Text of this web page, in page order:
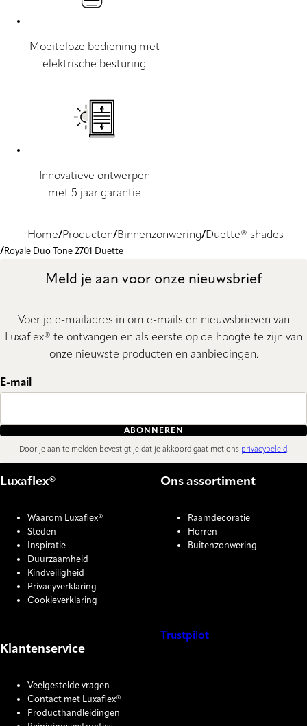
Moeiteloze bediening met
elektrische besturing
Innovatieve ontwerpen
met 5 jaar garantie
Home Producten Binnenzonwering Duette® shades
Royale Duo Tone 2701 Duette
Meld je aan voor onze nieuwsbrief
Voer je e-mailadres in om e-mails en nieuwsbrieven van
Luxaflex® te ontvangen en als eerste op de hoogte te zijn van
onze nieuwste producten en aanbiedingen.
E-mail
ABONNEREN
Door je aan te melden bevestigt je dat je akkoord gaat met ons privacybeleid.
Luxaflex®
Waarom Luxaflex®
Steden
Inspiratie
Duurzaamheid
Kindveiligheid
Privacyverklaring
Cookieverklaring
Ons assortiment
Raamdecoratie
Horren
Buitenzonwering
Klantenservice
Veelgestelde vragen
Contact met Luxaflex®
Producthandleidingen
Trustpilot